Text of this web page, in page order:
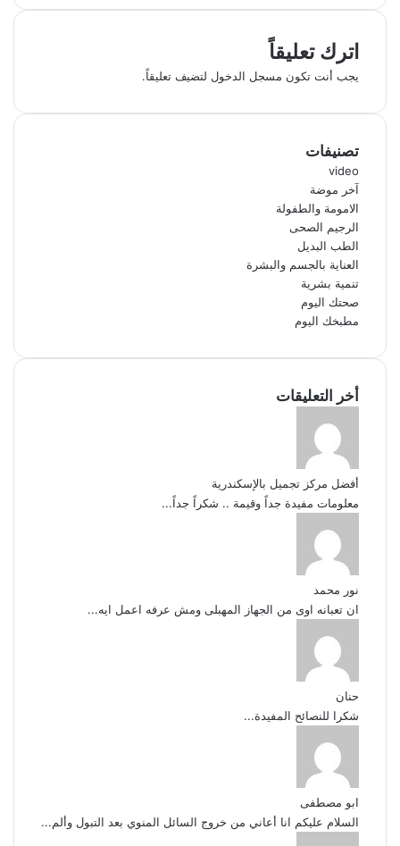
اترك تعليقاً
يجب أنت تكون مسجل الدخول لتضيف تعليقاً.
تصنيفات
video
آخر موضة
الامومة والطفولة
الرجيم الصحى
الطب البديل
العناية بالجسم والبشرة
تنمية بشرية
صحتك اليوم
مطبخك اليوم
أخر التعليقات
أفضل مركز تجميل بالإسكندرية
معلومات مفيدة جداً وقيمة .. شكراً جداً...
نور محمد
ان تعبانه اوى من الجهاز المهبلى ومش عرفه اعمل ايه...
حنان
شكرا للنصائح المفيدة...
ابو مصطفى
السلام عليكم انا أعاني من خروج السائل المنوي بعد التبول وألم...